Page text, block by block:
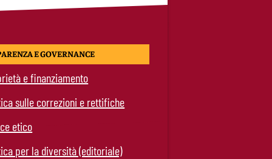
E GOVERNANCE
e finanziamento
sulle correzioni e rettifiche
etico
per la diversità (editoriale)